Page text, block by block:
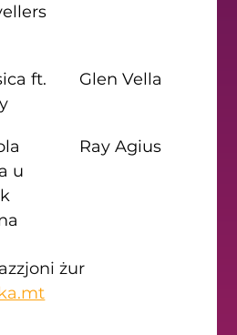
ft.
Glen Vella
u
Ray Agius
żur